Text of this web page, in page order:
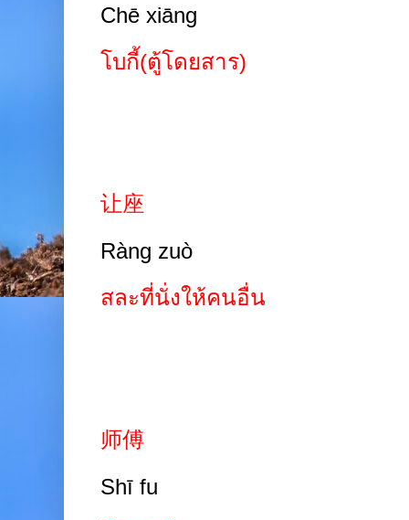
Chē xiāng
โบกี้(ตู้โดยสาร)
让座
Ràng zuò
สละที่นั่งให้คนอื่น
师傅
Shī fu